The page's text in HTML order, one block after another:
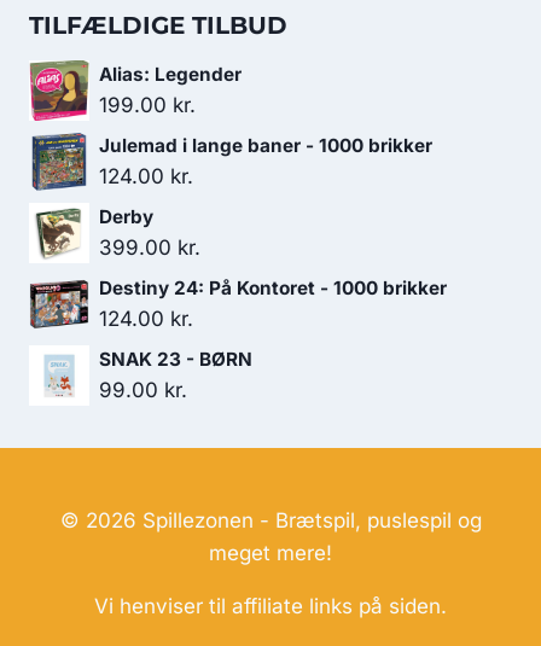
pris
169.00 kr..
TILFÆLDIGE TILBUD
Alias: Legender
199.00 kr.
Julemad i lange baner - 1000 brikker
124.00 kr.
Derby
399.00 kr.
Destiny 24: På Kontoret - 1000 brikker
124.00 kr.
SNAK 23 - BØRN
99.00 kr.
© 2026 Spillezonen - Brætspil, puslespil og
meget mere!
Vi henviser til affiliate links på siden.